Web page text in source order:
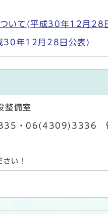
ついて(平成30年12月28
30年12月28日公表)
整備室
・06(4309)3336
い！